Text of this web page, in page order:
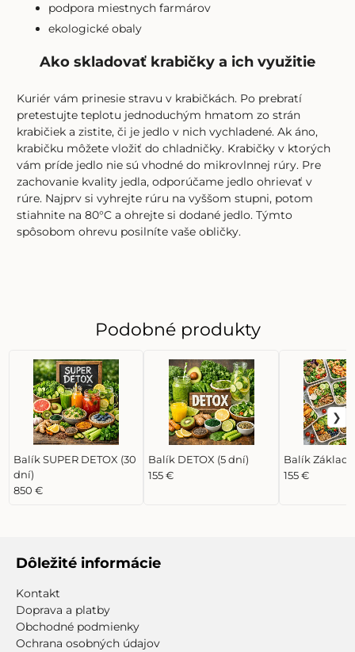
podpora miestnych farmárov
ekologické obaly
Ako skladovať krabičky a ich využitie
Kuriér vám prinesie stravu v krabičkách. Po prebratí
pretestujte teplotu jednoduchým hmatom zo strán
krabičiek a zistite, či je jedlo v nich vychladené. Ak áno,
krabičku môžete vložiť do chladničky. Krabičky v ktorých
vám príde jedlo nie sú vhodné do mikrovlnnej rúry. Pre
zachovanie kvality jedla, odporúčame jedlo ohrievať v
rúre. Najprv si vyhrejte rúru na vyššom stupni, potom
stiahnite na 80°C a ohrejte si dodané jedlo. Týmto
spôsobom ohrevu posilníte vaše obličky.
Podobné produkty
Balík SUPER DETOX (30
dní)
850 €
Balík DETOX (5 dní)
155 €
Balík
155 €
Dôležité informácie
Kontakt
Doprava a platby
Obchodné podmienky
Ochrana osobných údajov